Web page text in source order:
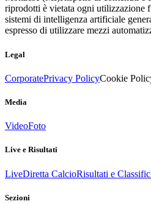
riprodotti è vietata ogni utilizzazione
sistemi di intelligenza artificiale
espresso di utilizzare mezzi
Legal
CorporatePrivacy PolicyCookie
Media
VideoFoto
Live e Risultati
LiveDiretta CalcioRisultati e
Sezioni